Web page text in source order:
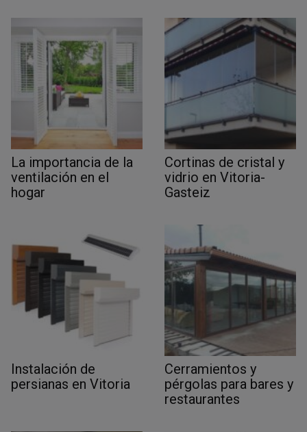
La importancia de la
ventilación en el
hogar
Cortinas de cristal y
vidrio en Vitoria-
Gasteiz
Instalación de
persianas en Vitoria
Cerramientos y
pérgolas para bares y
restaurantes